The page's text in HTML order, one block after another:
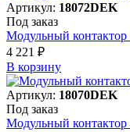
Артикул: 18072DEK
Под заказ
Модульный
4 221 ₽
В корзинy
Артикул: 18070DEK
Под заказ
Модульный